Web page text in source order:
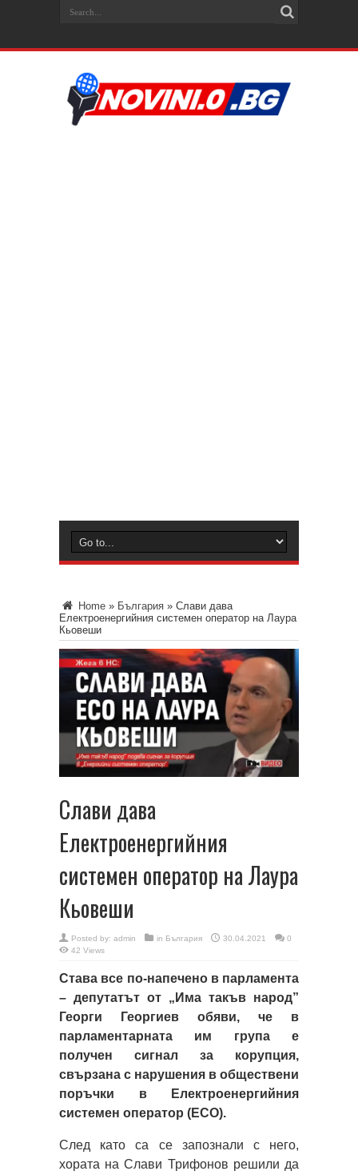
Home » България » Слави дава
Електроенергийния системен оператор на Лаура
Кьовеши
Слави дава
Електроенергийния
системен оператор на Лаура
Кьовеши
Posted by: admin in България 30.04.2021
0
42 Views
Става все по-напечено в парламента
– депутатът от „Има такъв народ”
Георги Георгиев обяви, че в
парламентарната им група е
получен сигнал за корупция,
свързана с нарушения в обществени
поръчки в Електроенергийния
системен оператор (ЕСО).
След като са се запознали с него,
хората на Слави Трифонов решили да